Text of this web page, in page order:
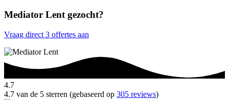
Mediator Lent gezocht?
Vraag direct 3 offertes aan
4.7
4.7 van de 5 sterren (gebaseerd op 305 reviews)